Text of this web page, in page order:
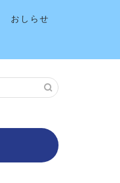
おしらせ